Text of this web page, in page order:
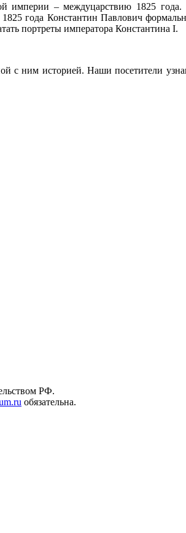
империи – междуцарствию 1825 года.
года Константин Павлович
портреты императора Константина I.
с ним историей. Наши посетители
РФ.
обязательна.